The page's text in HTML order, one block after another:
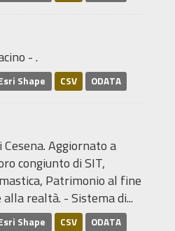
- .
Shape CSV ODATA
Aggiornato a
congiunto di SIT,
Patrimonio al fine
realtà. - Sistema di...
Shape CSV ODATA